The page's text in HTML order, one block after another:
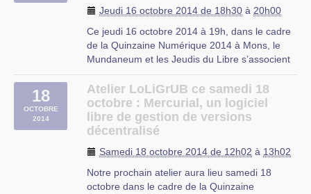
Jeudi 16 octobre 2014 de 18h30 à 20h00
Ce jeudi 16 octobre 2014 à 19h, dans le cadre
de la Quinzaine Numérique 2014 à Mons, le
Mundaneum et les Jeudis du Libre s’associent
les objectifs et les moyens de l’apprentissage
de la programmation. Le titre de l’exposé :
Apprendre à programmer à (…)
Mons
18
OCTOBRE
2014
Atelier LoLiGrUB ce samedi 18
octobre : Mercurial, un logiciel
libre de gestion de versions
décentralisé
Samedi 18 octobre 2014 de 12h02 à 13h02
Notre prochain atelier aura lieu samedi 18
octobre dans le cadre de la Quinzaine